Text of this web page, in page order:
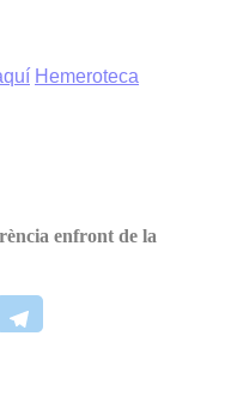
Hemeroteca
enfront de la